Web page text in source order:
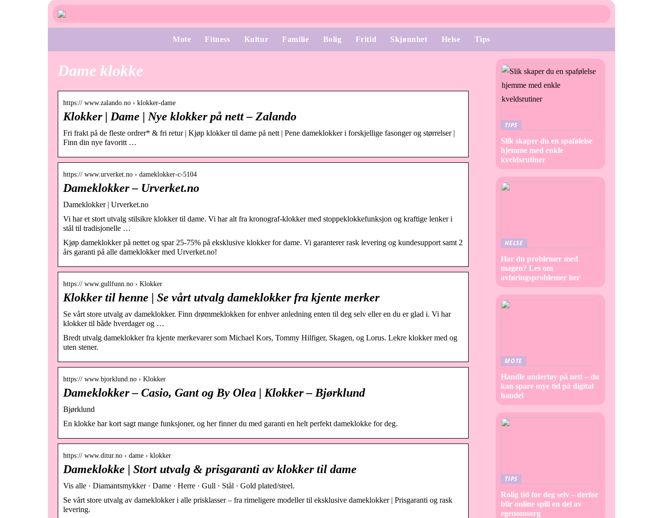
Mote Fitness Kultur Familie Bolig Fritid Skjønnhet Helse Tips
Dame klokke
https:// www.zalando.no › klokker-dame
Klokker | Dame | Nye klokker på nett – Zalando
Fri frakt på de fleste ordrer* & fri retur | Kjøp klokker til dame på nett | Pene dameklokker i forskjellige fasonger og størrelser |
Finn din nye favoritt …
https:// www.urverket.no › dameklokker-c-5104
Dameklokker – Urverket.no
Dameklokker | Urverket.no
Vi har et stort utvalg stilsikre klokker til dame. Vi har alt fra kronograf-klokker med stoppeklokkefunksjon og kraftige lenker i
stål til tradisjonelle …
Kjøp dameklokker på nettet og spar 25-75% på eksklusive klokker for dame. Vi garanterer rask levering og kundesupport samt 2
års garanti på alle dameklokker med Urverket.no!
https:// www.gullfunn.no › Klokker
Klokker til henne | Se vårt utvalg dameklokker fra kjente merker
Se vårt store utvalg av dameklokker. Finn drømmeklokken for enhver anledning enten til deg selv eller en du er glad i. Vi har
klokker til både hverdager og …
Bredt utvalg dameklokker fra kjente merkevarer som Michael Kors, Tommy Hilfiger, Skagen, og Lorus. Lekre klokker med og
uten stener.
https:// www.bjorklund.no › Klokker
Dameklokker – Casio, Gant og By Olea | Klokker – Bjørklund
Bjørklund
En klokke har kort sagt mange funksjoner, og her finner du med garanti en helt perfekt dameklokke for deg.
https:// www.ditur.no › dame › klokker
Dameklokke | Stort utvalg & prisgaranti av klokker til dame
Vis alle · Diamantsmykker · Dame · Herre · Gull · Stål · Gold plated/steel.
Se vårt store utvalg av dameklokker i alle prisklasser – fra rimeligere modeller til eksklusive dameklokker | Prisgaranti og rask
levering.
TIPS
Slik skaper du en spafølelse
hjemme med enkle
kveldsrutiner
HELSE
Har du problemer med
magen? Les om
avføringsproblemer her
MOTE
Handle undertøy på nett – du
kan spare mye tid på digital
handel
TIPS
Rolig tid for deg selv – derfor
blir online spill en del av
egenomsorg